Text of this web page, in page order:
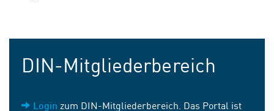
DIN-Mitgliederbereich
Login zum DIN-Mitgliederbereich. Das Portal ist